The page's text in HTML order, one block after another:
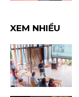
XEM NHIỀU